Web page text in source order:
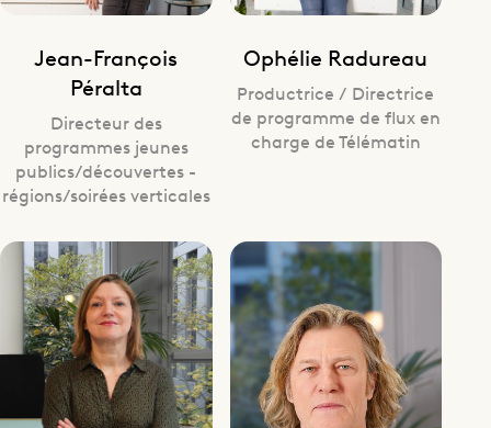
Jean-François
Péralta
Directeur des
programmes jeunes
publics/découvertes -
régions/soirées verticales
Ophélie Radureau
Productrice / Directrice
de programme de flux en
charge de Télématin